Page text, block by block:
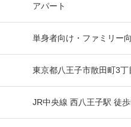
アパート
単身者向け・ファミリー
東京都八王子市散田町3丁
JR中央線 西八王子駅 徒